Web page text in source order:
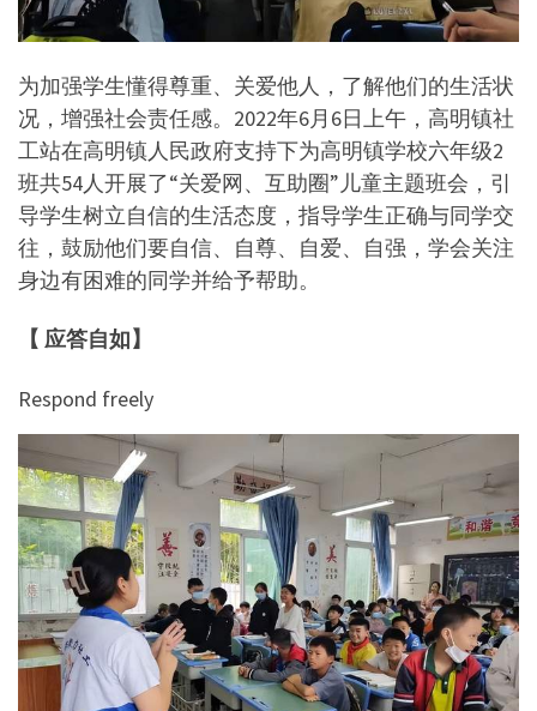
为加强学生懂得尊重、关爱他人，了解他们的生活状
况，增强社会责任感。2022年6月6日上午，高明镇社
工站在高明镇人民政府支持下为高明镇学校六年级2
班共54人开展了“关爱网、互助圈”儿童主题班会，引
导学生树立自信的生活态度，指导学生正确与同学交
往，鼓励他们要自信、自尊、自爱、自强，学会关注
身边有困难的同学并给予帮助。
【 应答自如】
Respond freely